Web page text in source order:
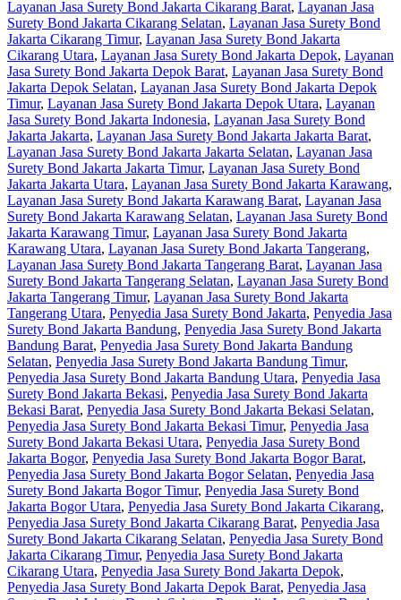
Layanan Jasa Surety Bond Jakarta Cikarang Barat, Layanan Jasa
Surety Bond Jakarta Cikarang Selatan, Layanan Jasa Surety Bond
Jakarta Cikarang Timur, Layanan Jasa Surety Bond Jakarta
Cikarang Utara, Layanan Jasa Surety Bond Jakarta Depok, Layanan
Jasa Surety Bond Jakarta Depok Barat, Layanan Jasa Surety Bond
Jakarta Depok Selatan, Layanan Jasa Surety Bond Jakarta Depok
Timur, Layanan Jasa Surety Bond Jakarta Depok Utara, Layanan
Jasa Surety Bond Jakarta Indonesia, Layanan Jasa Surety Bond
Jakarta Jakarta, Layanan Jasa Surety Bond Jakarta Jakarta Barat,
Layanan Jasa Surety Bond Jakarta Jakarta Selatan, Layanan Jasa
Surety Bond Jakarta Jakarta Timur, Layanan Jasa Surety Bond
Jakarta Jakarta Utara, Layanan Jasa Surety Bond Jakarta Karawang,
Layanan Jasa Surety Bond Jakarta Karawang Barat, Layanan Jasa
Surety Bond Jakarta Karawang Selatan, Layanan Jasa Surety Bond
Jakarta Karawang Timur, Layanan Jasa Surety Bond Jakarta
Karawang Utara, Layanan Jasa Surety Bond Jakarta Tangerang,
Layanan Jasa Surety Bond Jakarta Tangerang Barat, Layanan Jasa
Surety Bond Jakarta Tangerang Selatan, Layanan Jasa Surety Bond
Jakarta Tangerang Timur, Layanan Jasa Surety Bond Jakarta
Tangerang Utara, Penyedia Jasa Surety Bond Jakarta, Penyedia Jasa
Surety Bond Jakarta Bandung, Penyedia Jasa Surety Bond Jakarta
Bandung Barat, Penyedia Jasa Surety Bond Jakarta Bandung
Selatan, Penyedia Jasa Surety Bond Jakarta Bandung Timur,
Penyedia Jasa Surety Bond Jakarta Bandung Utara, Penyedia Jasa
Surety Bond Jakarta Bekasi, Penyedia Jasa Surety Bond Jakarta
Bekasi Barat, Penyedia Jasa Surety Bond Jakarta Bekasi Selatan,
Penyedia Jasa Surety Bond Jakarta Bekasi Timur, Penyedia Jasa
Surety Bond Jakarta Bekasi Utara, Penyedia Jasa Surety Bond
Jakarta Bogor, Penyedia Jasa Surety Bond Jakarta Bogor Barat,
Penyedia Jasa Surety Bond Jakarta Bogor Selatan, Penyedia Jasa
Surety Bond Jakarta Bogor Timur, Penyedia Jasa Surety Bond
Jakarta Bogor Utara, Penyedia Jasa Surety Bond Jakarta Cikarang,
Penyedia Jasa Surety Bond Jakarta Cikarang Barat, Penyedia Jasa
Surety Bond Jakarta Cikarang Selatan, Penyedia Jasa Surety Bond
Jakarta Cikarang Timur, Penyedia Jasa Surety Bond Jakarta
Cikarang Utara, Penyedia Jasa Surety Bond Jakarta Depok,
Penyedia Jasa Surety Bond Jakarta Depok Barat, Penyedia Jasa